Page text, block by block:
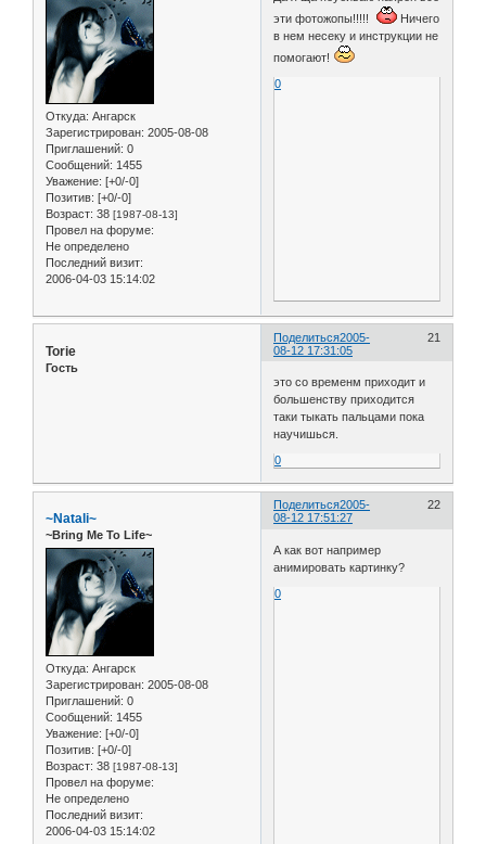
Откуда: Ангарск
Зарегистрирован: 2005-08-08
Приглашений: 0
Сообщений: 1455
Уважение: [+0/-0]
Позитив: [+0/-0]
Возраст: 38 [1987-08-13]
Провел на форуме:
Не определено
Последний визит:
2006-04-03 15:14:02
эти фотожопы!!!!!
Ничего
в нем несеку и инструкции не
помогают!
0
Поделиться 21
2005-
08-12 17:31:05
Torie
Гость
это со временм приходит и
большенству приходится
таки тыкать пальцами пока
научишься.
0
Поделиться 22
2005-
08-12 17:51:27
~Natali~
~Bring Me To Life~
Откуда: Ангарск
Зарегистрирован: 2005-08-08
Приглашений: 0
Сообщений: 1455
Уважение: [+0/-0]
Позитив: [+0/-0]
Возраст: 38 [1987-08-13]
Провел на форуме:
Не определено
Последний визит:
2006-04-03 15:14:02
А как вот например
анимировать картинку?
0